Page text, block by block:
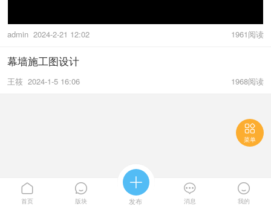
1961阅读
admin 2024-2-21 12:02
幕墙施工图设计
1968阅读
王筱 2024-1-5 16:06

菜单

首页

版块

发布

消息

我的